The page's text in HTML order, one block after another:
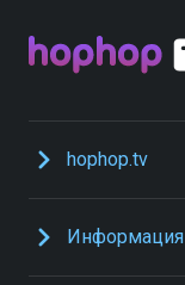
hophop.tv
Информация